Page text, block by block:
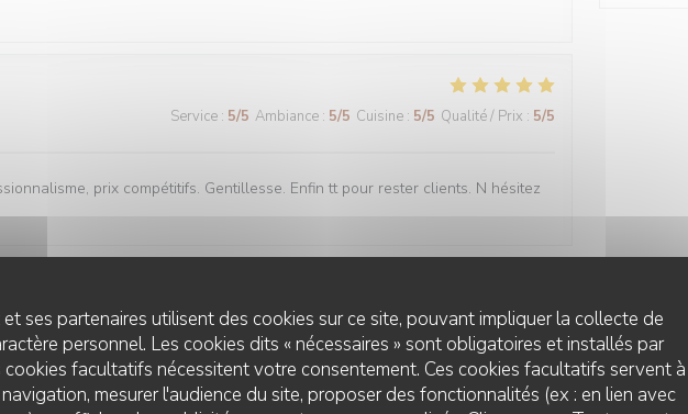
ses partenaires utilisent des cookies sur ce site, pouvant impliquer la collecte de
personnel. Les cookies dits « nécessaires » sont obligatoires et installés par
facultatifs nécessitent votre consentement. Ces cookies facultatifs servent à
mesurer l'audience du site, proposer des fonctionnalités (ex : en lien avec
Service : 5/5 Ambiance : 5/5 Cuisine : 5/5 Qualité / Prix : 5/5
prix compétitifs. Gentillesse. Enfin tt pour rester clients. N hésitez
Service : 5/5 Ambiance :5/5 Cuisine :5/5 Qualité / Prix:5/5